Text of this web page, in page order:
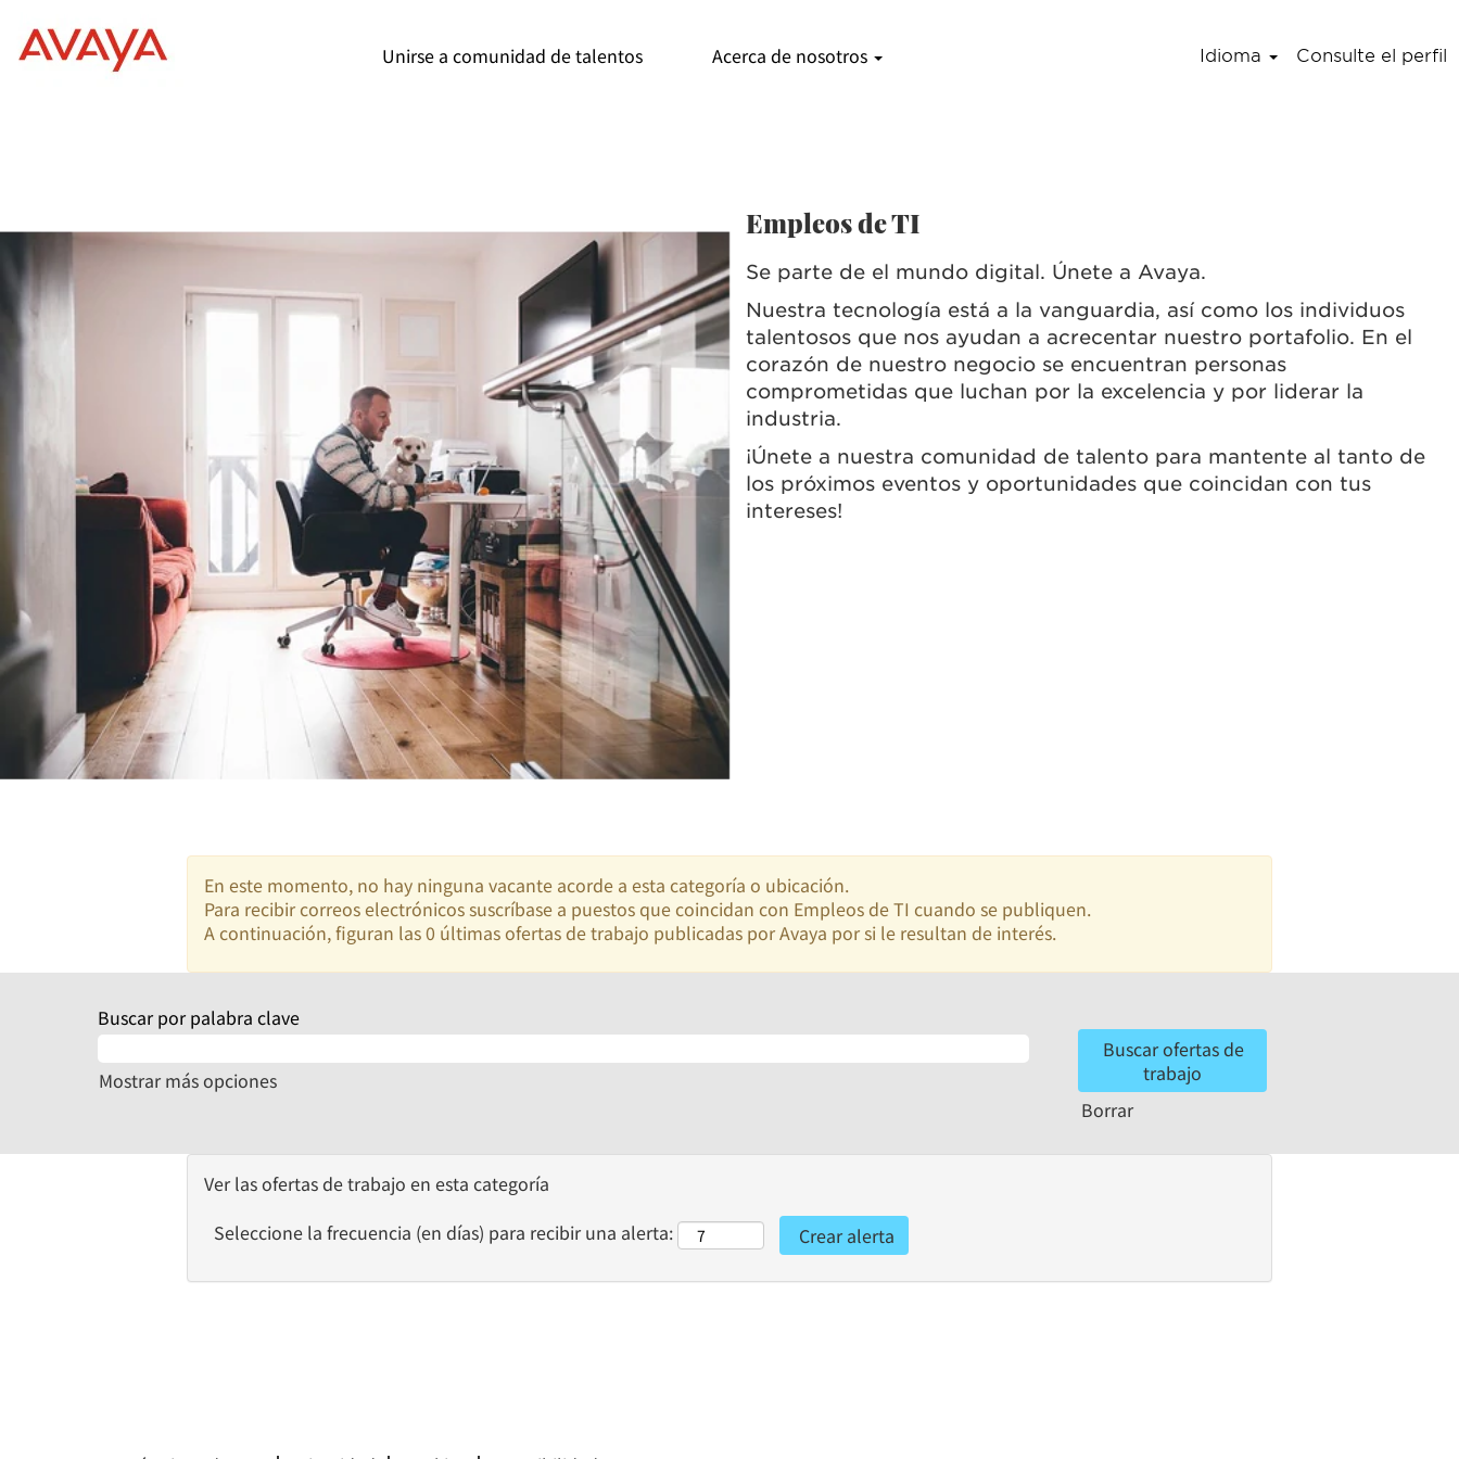
Unirse a comunidad de talentos Acerca de nosotros Idioma Consulte el perfil
Empleos de TI
Se parte de el mundo digital. Únete a Avaya.
Nuestra tecnología está a la vanguardia, así como los individuos
talentosos que nos ayudan a acrecentar nuestro portafolio. En el
corazón de nuestro negocio se encuentran personas
comprometidas que luchan por la excelencia y por liderar la
industria.
¡Únete a nuestra comunidad de talento para mantente al tanto de
los próximos eventos y oportunidades que coincidan con tus
intereses!
En este momento, no hay ninguna vacante acorde a esta categoría o ubicación.
Para recibir correos electrónicos suscríbase a puestos que coincidan con Empleos de TI cuando se publiquen.
A continuación, figuran las 0 últimas ofertas de trabajo publicadas por Avaya por si le resultan de interés.
Buscar por palabra clave
Mostrar más opciones
Borrar
Ver las ofertas de trabajo en esta categoría
Seleccione la frecuencia (en días) para recibir una alerta: